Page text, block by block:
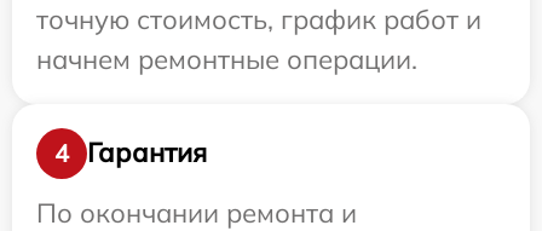
точную стоимость, график работ и
начнем ремонтные операции.
4
Гарантия
По окончании ремонта и